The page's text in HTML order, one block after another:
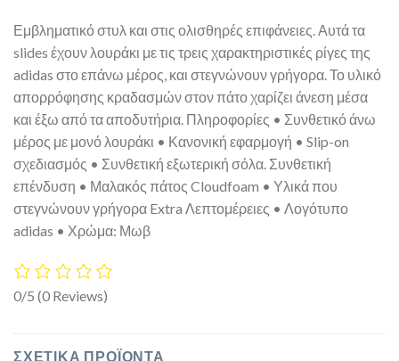
Εμβληματικό στυλ και στις ολισθηρές επιφάνειες. Αυτά τα
slides έχουν λουράκι με τις τρεις χαρακτηριστικές ρίγες της
adidas στο επάνω μέρος, και στεγνώνουν γρήγορα. Το υλικό
απορρόφησης κραδασμών στον πάτο χαρίζει άνεση μέσα
και έξω από τα αποδυτήρια. Πληροφορίες • Συνθετικό άνω
μέρος με μονό λουράκι • Κανονική εφαρμογή • Slip-on
σχεδιασμός • Συνθετική εξωτερική σόλα. Συνθετική
επένδυση • Μαλακός πάτος Cloudfoam • Υλικά που
στεγνώνουν γρήγορα Extra Λεπτομέρειες • Λογότυπο
adidas • Χρώμα: Μωβ
0/5 (0 Reviews)
ΣΧΕΤΙΚΆ ΠΡΟΪΌΝΤΑ